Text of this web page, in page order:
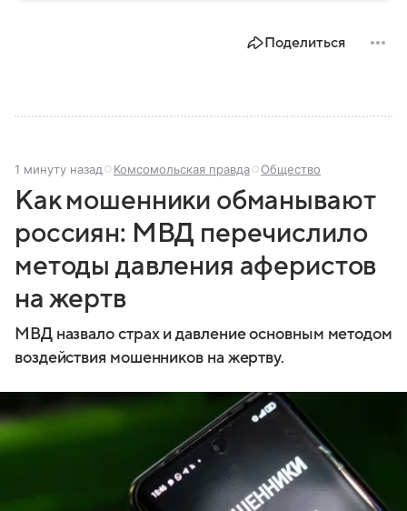
положение сделало полуостров ключевой точкой
Поделиться
1 минуту назад Комсомольская правда Общество
Как мошенники обманывают
россиян: МВД перечислило
методы давления аферистов
на жертв
МВД назвало страх и давление основным методом
воздействия мошенников на жертву.